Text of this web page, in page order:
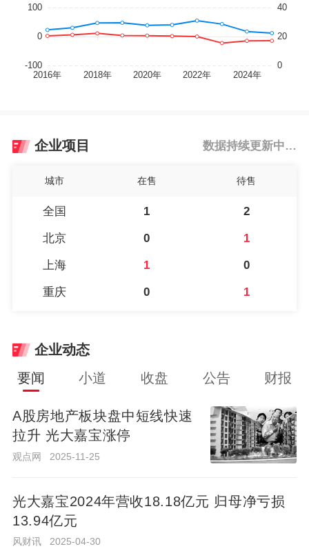
企业项目 数据持续更新中…
城市 在售 待售
全国 1 2
北京 0 1
上海 1 0
重庆 0 1
企业动态
A股房地产板块盘中短线快速
拉升 光大嘉宝涨停
观点网 2025-11-25
大
嘉
宝
风
讯
2025-
04-30
要闻 小道 收盘 公告 财报
A股房地产板块盘中短线快速
拉升 光大嘉宝涨停
观点网 2025-11-25
光大嘉宝2024年营收18.18亿元 归母净亏损
13.94亿元
风财讯 2025-04-30